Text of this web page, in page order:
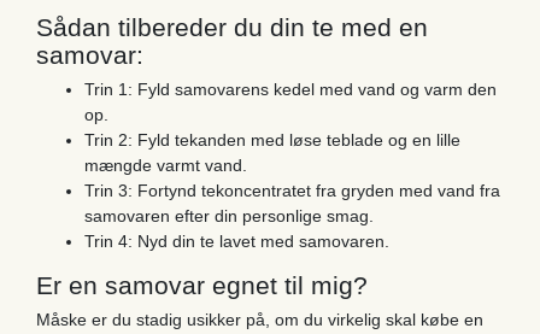
Sådan tilbereder du din te med en
samovar:
Trin 1: Fyld samovarens kedel med vand og varm den
op.
Trin 2: Fyld tekanden med løse teblade og en lille
mængde varmt vand.
Trin 3: Fortynd tekoncentratet fra gryden med vand fra
samovaren efter din personlige smag.
Trin 4: Nyd din te lavet med samovaren.
Er en samovar egnet til mig?
Måske er du stadig usikker på, om du virkelig skal købe en